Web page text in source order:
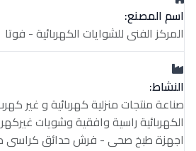
اسم المصنع:
المركز الفنى للشوايات الكهربائية - فوتا
النشاط:
صناعة منتجات منزلية كهربائية و غير
الكهربائية راسية وافقية وشويات
اجهزة طبخ صحى - فرش حدائق كراسى